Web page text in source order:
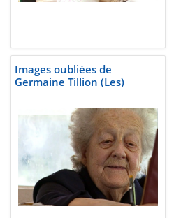
Images oubliées de
Germaine Tillion (Les)